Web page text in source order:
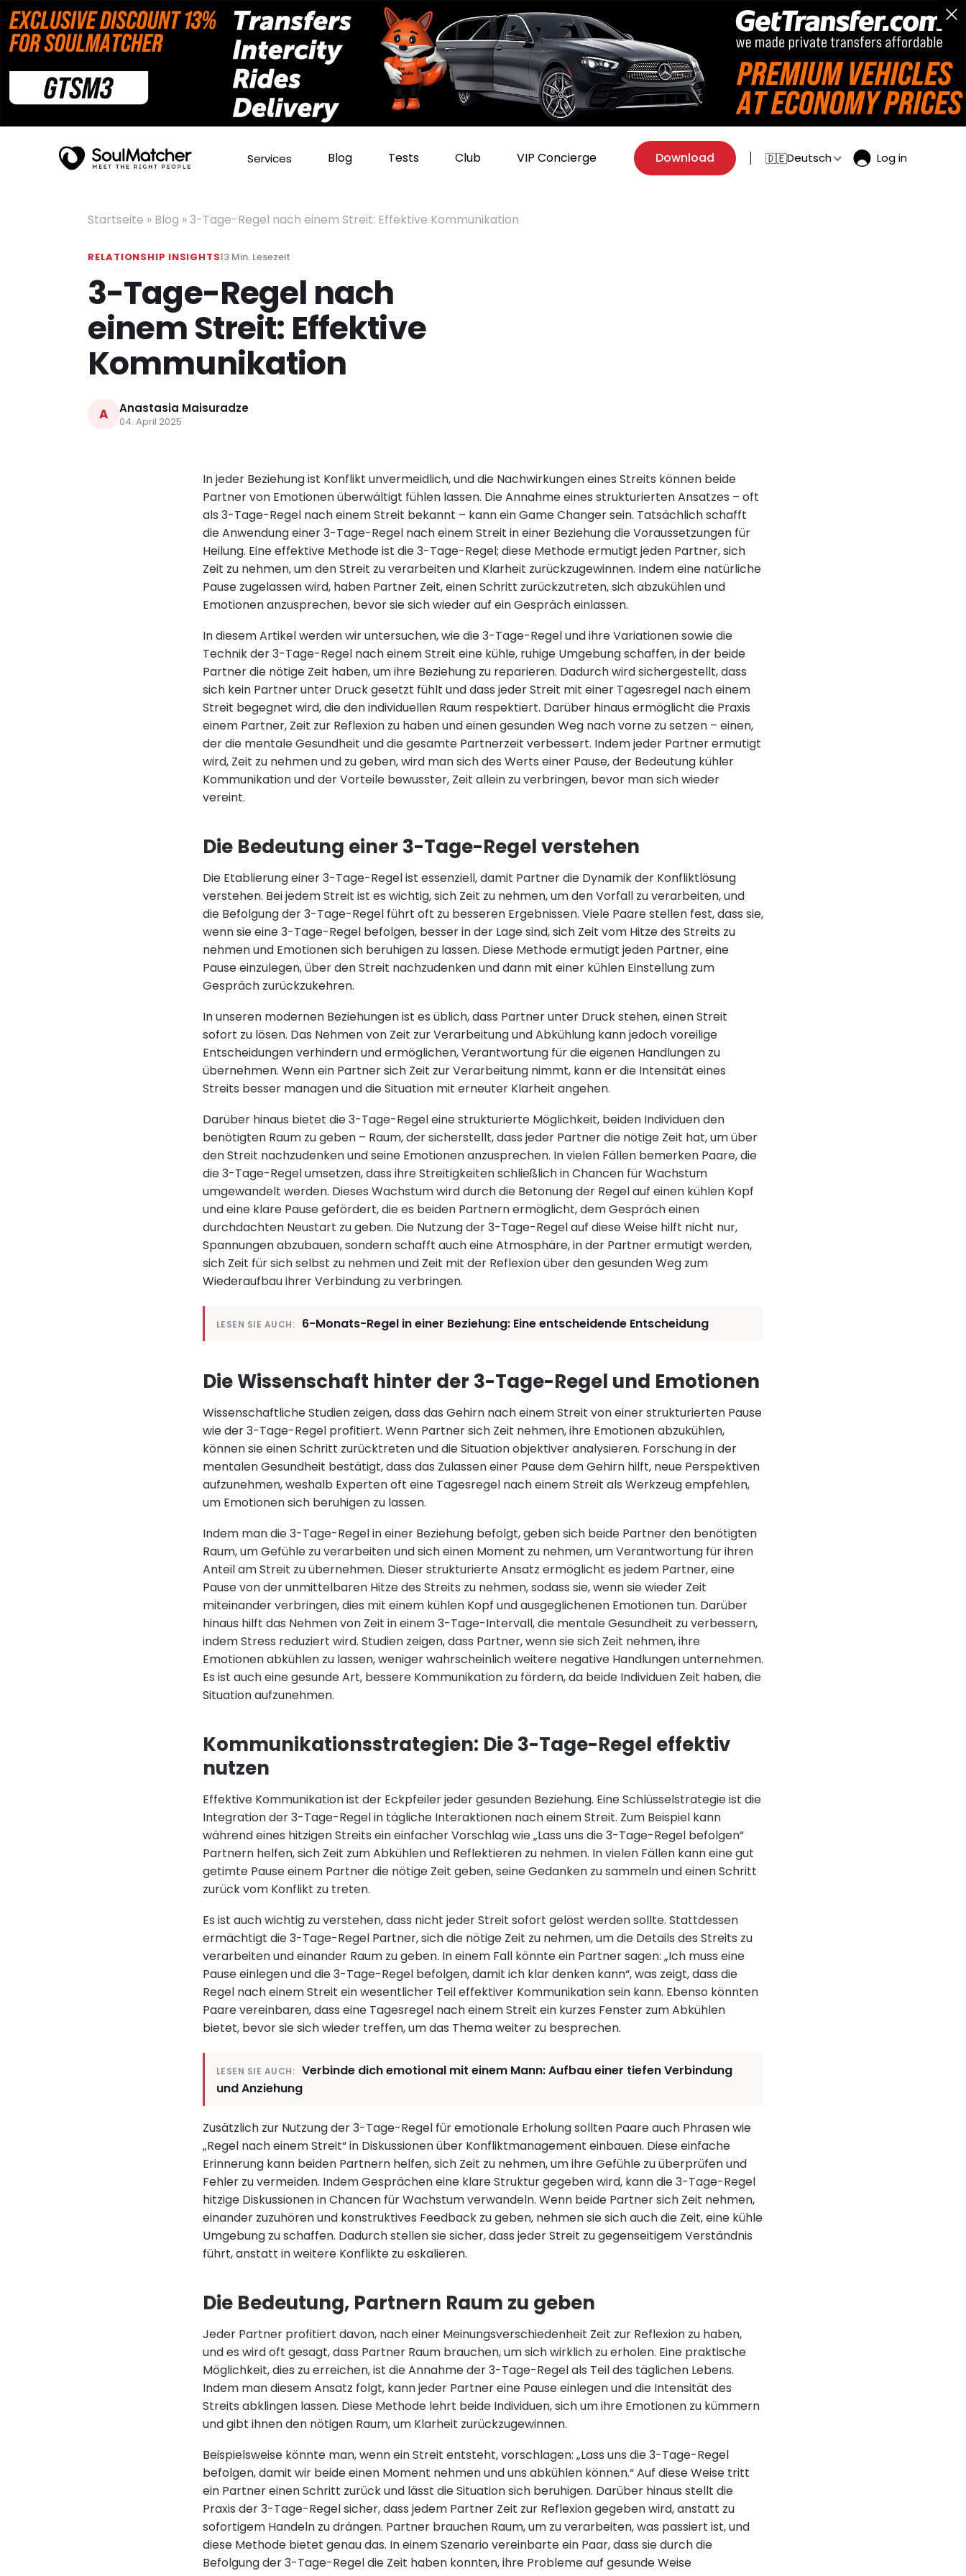
Services Blog Tests Club VIP Concierge Download 🇩🇪Deutsch Log in
Startseite » Blog »3-Tage-Regel nach einem Streit: Effektive Kommunikation
RELATIONSHIP INSIGHTS13 Min. Lesezeit
3-Tage-Regel nach
einem Streit: Effektive
Kommunikation
A Anastasia Maisuradze
04. April 2025
In jeder Beziehung ist Konflikt unvermeidlich, und die Nachwirkungen eines Streits können beide
Partner von Emotionen überwältigt fühlen lassen. Die Annahme eines strukturierten Ansatzes – oft
als 3-Tage-Regel nach einem Streit bekannt – kann ein Game Changer sein. Tatsächlich schafft
die Anwendung einer 3-Tage-Regel nach einem Streit in einer Beziehung die Voraussetzungen für
Heilung. Eine effektive Methode ist die 3-Tage-Regel; diese Methode ermutigt jeden Partner, sich
Zeit zu nehmen, um den Streit zu verarbeiten und Klarheit zurückzugewinnen. Indem eine natürliche
Pause zugelassen wird, haben Partner Zeit, einen Schritt zurückzutreten, sich abzukühlen und
Emotionen anzusprechen, bevor sie sich wieder auf ein Gespräch einlassen.
In diesem Artikel werden wir untersuchen, wie die 3-Tage-Regel und ihre Variationen sowie die
Technik der 3-Tage-Regel nach einem Streit eine kühle, ruhige Umgebung schaffen, in der beide
Partner die nötige Zeit haben, um ihre Beziehung zu reparieren. Dadurch wird sichergestellt, dass
sich kein Partner unter Druck gesetzt fühlt und dass jeder Streit mit einer Tagesregel nach einem
Streit begegnet wird, die den individuellen Raum respektiert. Darüber hinaus ermöglicht die Praxis
einem Partner, Zeit zur Reflexion zu haben und einen gesunden Weg nach vorne zu setzen – einen,
der die mentale Gesundheit und die gesamte Partnerzeit verbessert. Indem jeder Partner ermutigt
wird, Zeit zu nehmen und zu geben, wird man sich des Werts einer Pause, der Bedeutung kühler
Kommunikation und der Vorteile bewusster, Zeit allein zu verbringen, bevor man sich wieder
vereint.
Die Bedeutung einer 3-Tage-Regel verstehen
Die Etablierung einer 3-Tage-Regel ist essenziell, damit Partner die Dynamik der Konfliktlösung
verstehen. Bei jedem Streit ist es wichtig, sich Zeit zu nehmen, um den Vorfall zu verarbeiten, und
die Befolgung der 3-Tage-Regel führt oft zu besseren Ergebnissen. Viele Paare stellen fest, dass sie,
wenn sie eine 3-Tage-Regel befolgen, besser in der Lage sind, sich Zeit vom Hitze des Streits zu
nehmen und Emotionen sich beruhigen zu lassen. Diese Methode ermutigt jeden Partner, eine
Pause einzulegen, über den Streit nachzudenken und dann mit einer kühlen Einstellung zum
Gespräch zurückzukehren.
In unseren modernen Beziehungen ist es üblich, dass Partner unter Druck stehen, einen Streit
sofort zu lösen. Das Nehmen von Zeit zur Verarbeitung und Abkühlung kann jedoch voreilige
Entscheidungen verhindern und ermöglichen, Verantwortung für die eigenen Handlungen zu
übernehmen. Wenn ein Partner sich Zeit zur Verarbeitung nimmt, kann er die Intensität eines
Streits besser managen und die Situation mit erneuter Klarheit angehen.
Darüber hinaus bietet die 3-Tage-Regel eine strukturierte Möglichkeit, beiden Individuen den
benötigten Raum zu geben – Raum, der sicherstellt, dass jeder Partner die nötige Zeit hat, um über
den Streit nachzudenken und seine Emotionen anzusprechen. In vielen Fällen bemerken Paare, die
die 3-Tage-Regel umsetzen, dass ihre Streitigkeiten schließlich in Chancen für Wachstum
umgewandelt werden. Dieses Wachstum wird durch die Betonung der Regel auf einen kühlen Kopf
und eine klare Pause gefördert, die es beiden Partnern ermöglicht, dem Gespräch einen
durchdachten Neustart zu geben. Die Nutzung der 3-Tage-Regel auf diese Weise hilft nicht nur,
Spannungen abzubauen, sondern schafft auch eine Atmosphäre, in der Partner ermutigt werden,
sich Zeit für sich selbst zu nehmen und Zeit mit der Reflexion über den gesunden Weg zum
Wiederaufbau ihrer Verbindung zu verbringen.
LESEN SIE AUCH: 6-Monats-Regel in einer Beziehung: Eine entscheidende Entscheidung
Die Wissenschaft hinter der 3-Tage-Regel und Emotionen
Wissenschaftliche Studien zeigen, dass das Gehirn nach einem Streit von einer strukturierten Pause
wie der 3-Tage-Regel profitiert. Wenn Partner sich Zeit nehmen, ihre Emotionen abzukühlen,
können sie einen Schritt zurücktreten und die Situation objektiver analysieren. Forschung in der
mentalen Gesundheit bestätigt, dass das Zulassen einer Pause dem Gehirn hilft, neue Perspektiven
aufzunehmen, weshalb Experten oft eine Tagesregel nach einem Streit als Werkzeug empfehlen,
um Emotionen sich beruhigen zu lassen.
Indem man die 3-Tage-Regel in einer Beziehung befolgt, geben sich beide Partner den benötigten
Raum, um Gefühle zu verarbeiten und sich einen Moment zu nehmen, um Verantwortung für ihren
Anteil am Streit zu übernehmen. Dieser strukturierte Ansatz ermöglicht es jedem Partner, eine
Pause von der unmittelbaren Hitze des Streits zu nehmen, sodass sie, wenn sie wieder Zeit
miteinander verbringen, dies mit einem kühlen Kopf und ausgeglichenen Emotionen tun. Darüber
hinaus hilft das Nehmen von Zeit in einem 3-Tage-Intervall, die mentale Gesundheit zu verbessern,
indem Stress reduziert wird. Studien zeigen, dass Partner, wenn sie sich Zeit nehmen, ihre
Emotionen abkühlen zu lassen, weniger wahrscheinlich weitere negative Handlungen unternehmen.
Es ist auch eine gesunde Art, bessere Kommunikation zu fördern, da beide Individuen Zeit haben, die
Situation aufzunehmen.
Kommunikationsstrategien: Die 3-Tage-Regel effektiv
nutzen
Effektive Kommunikation ist der Eckpfeiler jeder gesunden Beziehung. Eine Schlüsselstrategie ist die
Integration der 3-Tage-Regel in tägliche Interaktionen nach einem Streit. Zum Beispiel kann
während eines hitzigen Streits ein einfacher Vorschlag wie „Lass uns die 3-Tage-Regel befolgen“
Partnern helfen, sich Zeit zum Abkühlen und Reflektieren zu nehmen. In vielen Fällen kann eine gut
getimte Pause einem Partner die nötige Zeit geben, seine Gedanken zu sammeln und einen Schritt
zurück vom Konflikt zu treten.
Es ist auch wichtig zu verstehen, dass nicht jeder Streit sofort gelöst werden sollte. Stattdessen
ermächtigt die 3-Tage-Regel Partner, sich die nötige Zeit zu nehmen, um die Details des Streits zu
verarbeiten und einander Raum zu geben. In einem Fall könnte ein Partner sagen: „Ich muss eine
Pause einlegen und die 3-Tage-Regel befolgen, damit ich klar denken kann“, was zeigt, dass die
Regel nach einem Streit ein wesentlicher Teil effektiver Kommunikation sein kann. Ebenso könnten
Paare vereinbaren, dass eine Tagesregel nach einem Streit ein kurzes Fenster zum Abkühlen
bietet, bevor sie sich wieder treffen, um das Thema weiter zu besprechen.
LESEN SIE AUCH:
Verbinde dich emotional mit einem Mann: Aufbau einer tiefen Verbindung
und Anziehung
Zusätzlich zur Nutzung der 3-Tage-Regel für emotionale Erholung sollten Paare auch Phrasen wie
„Regel nach einem Streit“ in Diskussionen über Konfliktmanagement einbauen. Diese einfache
Erinnerung kann beiden Partnern helfen, sich Zeit zu nehmen, um ihre Gefühle zu überprüfen und
Fehler zu vermeiden. Indem Gesprächen eine klare Struktur gegeben wird, kann die 3-Tage-Regel
hitzige Diskussionen in Chancen für Wachstum verwandeln. Wenn beide Partner sich Zeit nehmen,
einander zuzuhören und konstruktives Feedback zu geben, nehmen sie sich auch die Zeit, eine kühle
Umgebung zu schaffen. Dadurch stellen sie sicher, dass jeder Streit zu gegenseitigem Verständnis
führt, anstatt in weitere Konflikte zu eskalieren.
Die Bedeutung, Partnern Raum zu geben
Jeder Partner profitiert davon, nach einer Meinungsverschiedenheit Zeit zur Reflexion zu haben,
und es wird oft gesagt, dass Partner Raum brauchen, um sich wirklich zu erholen. Eine praktische
Möglichkeit, dies zu erreichen, ist die Annahme der 3-Tage-Regel als Teil des täglichen Lebens.
Indem man diesem Ansatz folgt, kann jeder Partner eine Pause einlegen und die Intensität des
Streits abklingen lassen. Diese Methode lehrt beide Individuen, sich um ihre Emotionen zu kümmern
und gibt ihnen den nötigen Raum, um Klarheit zurückzugewinnen.
Beispielsweise könnte man, wenn ein Streit entsteht, vorschlagen: „Lass uns die 3-Tage-Regel
befolgen, damit wir beide einen Moment nehmen und uns abkühlen können.“ Auf diese Weise tritt
ein Partner einen Schritt zurück und lässt die Situation sich beruhigen. Darüber hinaus stellt die
Praxis der 3-Tage-Regel sicher, dass jedem Partner Zeit zur Reflexion gegeben wird, anstatt zu
sofortigem Handeln zu drängen. Partner brauchen Raum, um zu verarbeiten, was passiert ist, und
diese Methode bietet genau das. In einem Szenario vereinbarte ein Paar, dass sie durch die
Befolgung der 3-Tage-Regel die Zeit haben konnten, ihre Probleme auf gesunde Weise